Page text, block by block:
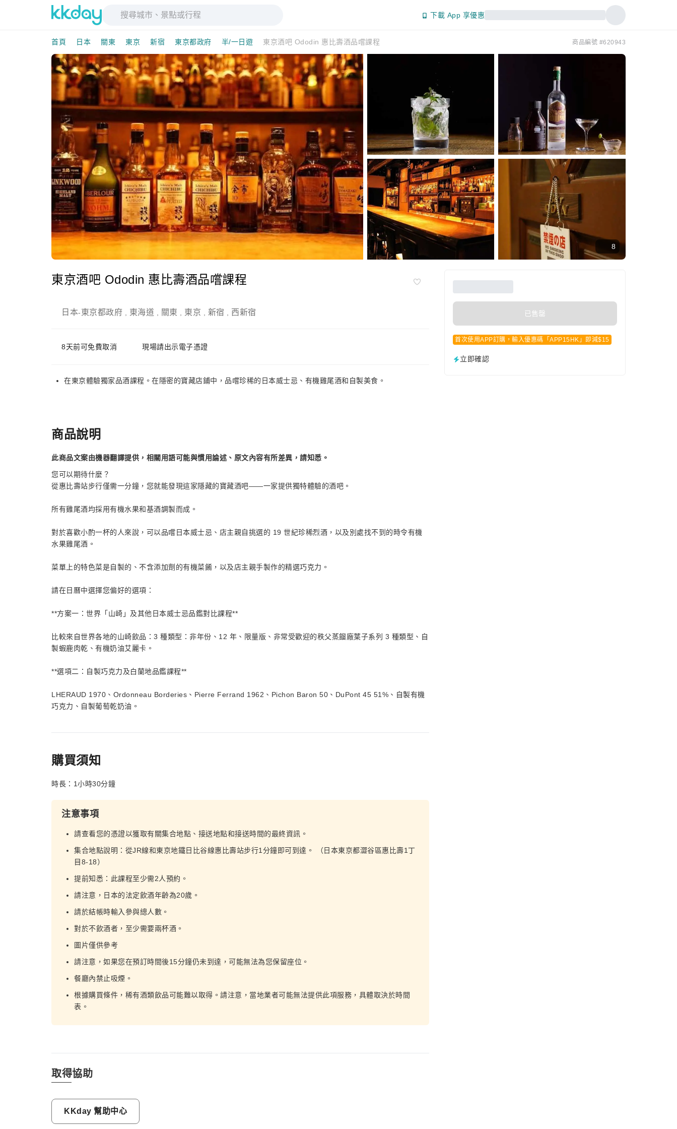
下載 App 享優惠
首頁 日本 關東 東京 新宿 東京都政府 半/一日遊 東京酒吧 Ododin 惠比壽酒品嚐課程 商品編號 #620943
8
東京酒吧 Ododin 惠比壽酒品嚐課程
日本-東京都政府 東海道 關東 東京 新宿 西新宿
8天前可免費取消 現場請出示電子憑證
在東京體驗獨家品酒課程。在隱密的寶藏店鋪中，品嚐珍稀的日本威士忌、有機雞尾酒和自製美食。
已售罄
首次使用APP訂購，輸入優惠碼「APP15HK」即減$15
立即確認
商品說明
此商品文案由機器翻譯提供，相關用語可能與慣用論述、原文內容有所差異，請知悉。
您可以期待什麼？
從惠比壽站步行僅需一分鐘，您就能發現這家隱藏的寶藏酒吧——一家提供獨特體驗的酒吧。
所有雞尾酒均採用有機水果和基酒調製而成。
對於喜歡小酌一杯的人來說，可以品嚐日本威士忌、店主親自挑選的 19 世紀珍稀烈酒，以及別處找不到的時令有機
水果雞尾酒。
菜單上的特色菜是自製的、不含添加劑的有機菜餚，以及店主親手製作的精選巧克力。
請在日曆中選擇您偏好的選項：
**方案一：世界「山崎」及其他日本威士忌品鑑對比課程**
比較來自世界各地的山崎飲品：3 種類型：非年份、12 年、限量版、非常受歡迎的秩父蒸餾廠葉子系列 3 種類型、自
製蝦鹿肉乾、有機奶油艾麗卡。
**選項二：自製巧克力及白蘭地品鑑課程**
LHERAUD 1970、Ordonneau Borderies、Pierre Ferrand 1962、Pichon Baron 50、DuPont 45 51%、自製有機
巧克力、自製葡萄乾奶油。
購買須知
時長：1小時30分鐘
注意事項
請查看您的憑證以獲取有關集合地點、接送地點和接送時間的最終資訊。
集合地點說明：從JR線和東京地鐵日比谷線惠比壽站步行1分鐘即可到達。 （日本東京都澀谷區惠比壽1丁
目8-18）
提前知悉：此課程至少需2人預約。
請注意，日本的法定飲酒年齡為20歲。
請於結帳時輸入參與總人數。
對於不飲酒者，至少需要兩杯酒。
圖片僅供參考
請注意，如果您在預訂時間後15分鐘仍未到達，可能無法為您保留座位。
餐廳內禁止吸煙。
根據購買條件，稀有酒類飲品可能難以取得。請注意，當地業者可能無法提供此項服務，具體取決於時間
表。
取得協助
KKday 幫助中心